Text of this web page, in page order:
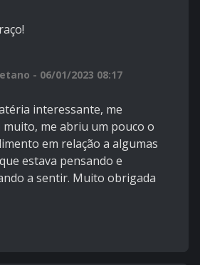
- 06/01/2023 08:17
interessante, me
muito, me abriu um pouco o
em relação a algumas
estava pensando e
a sentir. Muito obrigada